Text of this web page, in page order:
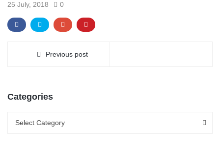
25 July, 2018 0
Previous post
Categories
Select Category